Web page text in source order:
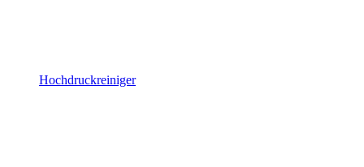
Hochdruckreiniger